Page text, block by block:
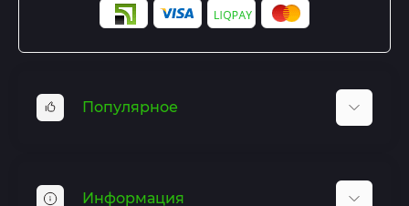
Популярное
Гель лаки
Информация